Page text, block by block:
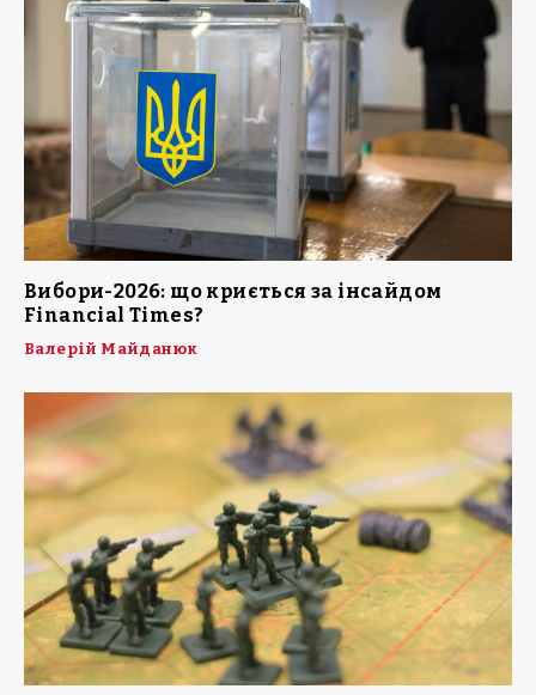
Вибори-2026: що криється за інсайдом
Financial Times?
Валерій Майданюк